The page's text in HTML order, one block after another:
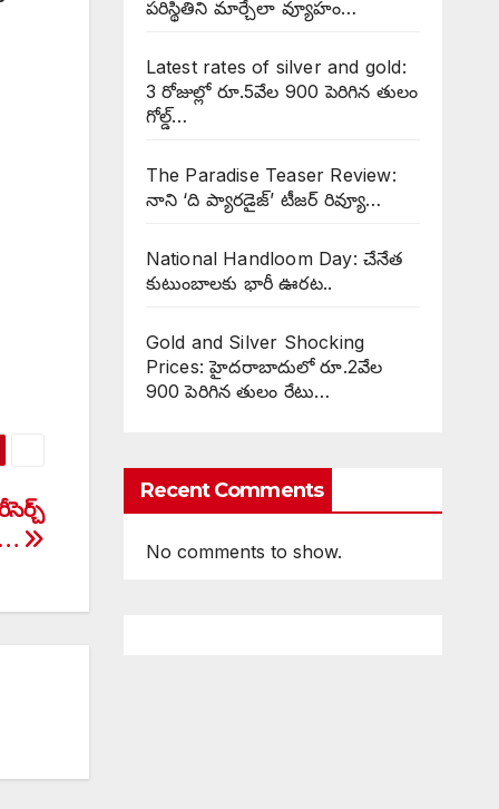
పరిస్థితిని మార్చేలా వ్యూహం…
Latest rates of silver and gold:
3 రోజుల్లో రూ.5వేల 900 పెరిగిన తులం
గోల్డ్…
The Paradise Teaser Review:
నాని ‘ది ప్యారడైజ్’ టీజర్ రివ్యూ…
National Handloom Day: చేనేత
కుటుంబాలకు భారీ ఊరట..
Gold and Silver Shocking
Prices: హైదరాబాదులో రూ.2వేల
900 పెరిగిన తులం రేటు…
Recent Comments
No comments to show.